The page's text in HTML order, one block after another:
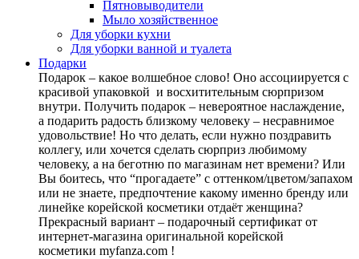
Пятновыводители
Мыло хозяйственное
Для уборки кухни
Для уборки ванной и туалета
Подарки
Подарок – какое волшебное слово! Оно ассоциируется с
красивой упаковкой и восхитительным сюрпризом
внутри. Получить подарок – невероятное наслаждение,
а подарить радость близкому человеку – несравнимое
удовольствие! Но что делать, если нужно поздравить
коллегу, или хочется сделать сюрприз любимому
человеку, а на беготню по магазинам нет времени? Или
Вы боитесь, что “прогадаете” с оттенком/цветом/запахом
или не знаете, предпочтение какому именно бренду или
линейке корейской косметики отдаёт женщина?
Прекрасный вариант – подарочный сертификат от
интернет-магазина оригинальной корейской
косметики myfanza.com !